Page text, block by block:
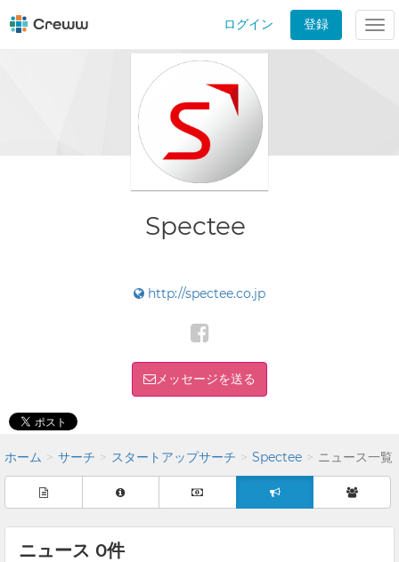
ログイン 登録
Spectee
http://spectee.co.jp
メッセージを送る
ホーム サーチ スタートアップサーチ Spectee ニュース一覧
ニュース 0件